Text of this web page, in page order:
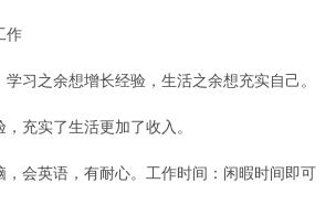
作
习之余想增长经验，生活之余想充实自己。
充实了生活更加了收入。
会英语，有耐心。工作时间：闲暇时间即可